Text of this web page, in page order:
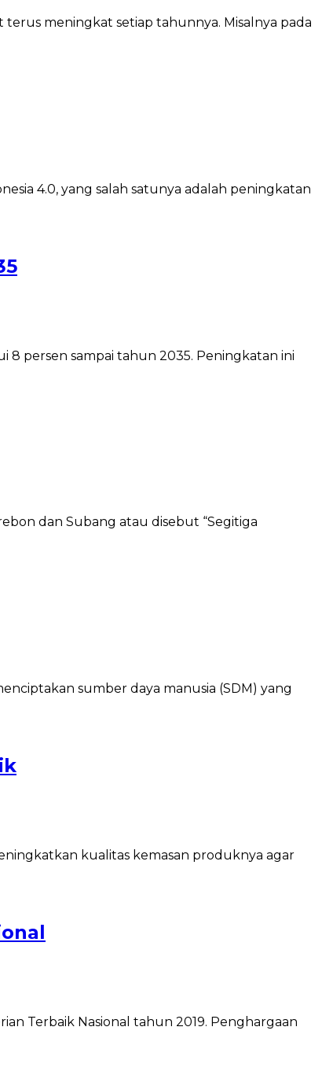
meningkat setiap tahunnya. Misalnya pada
4.0, yang salah satunya adalah peningkatan
persen sampai tahun 2035. Peningkatan ini
dan Subang atau disebut “Segitiga
sumber daya manusia (SDM) yang
kualitas kemasan produknya agar
Terbaik Nasional tahun 2019. Penghargaan